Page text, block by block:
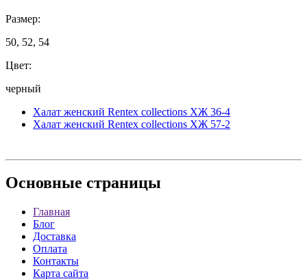
Размер:
50, 52, 54
Цвет:
черный
Халат женский Rentex collections ХЖ 36-4
Халат женский Rentex collections ХЖ 57-2
Основные страницы
Главная
Блог
Доставка
Оплата
Контакты
Карта сайта